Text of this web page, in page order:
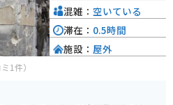
1件）
混雑： 空いている
滞在： 0.5時間
施設： 屋外